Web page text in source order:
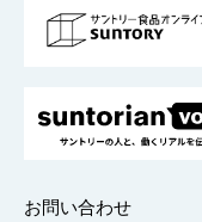
採用情報
お問い合わせ